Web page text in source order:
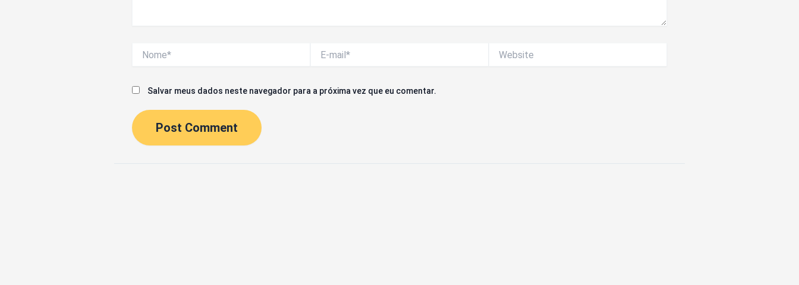
mail*
Salvar meus dados neste navegador para a próxima vez que eu comentar.